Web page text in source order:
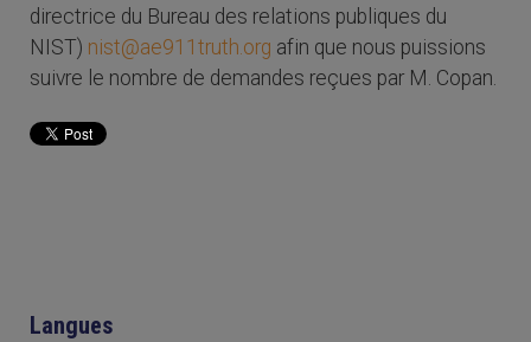
directrice du Bureau des relations publiques du
NIST) nist@ae911truth.org afin que nous puissions
suivre le nombre de demandes reçues par M. Copan.
Langues